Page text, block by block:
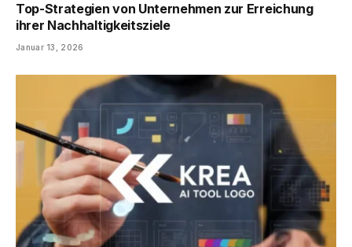
Top-Strategien von Unternehmen zur Erreichung
ihrer Nachhaltigkeitsziele
Januar 13, 2026